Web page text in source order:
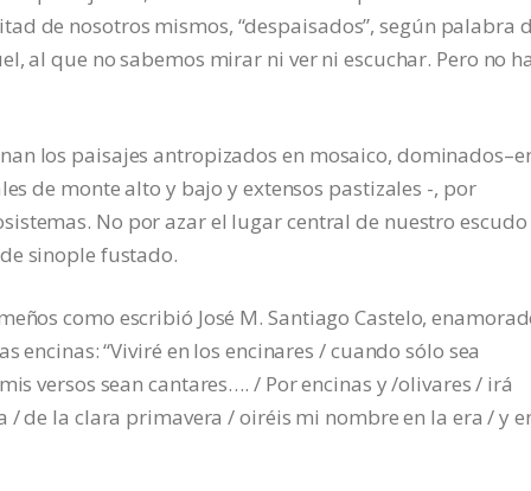
de nosotros mismos, “despaisados”, según palabra
al que no sabemos mirar ni ver ni escuchar. Pero no
los paisajes antropizados en mosaico,
de monte alto y bajo y extensos pastizales -, por
No por azar el lugar central de nuestro escudo
sinople fustado.
como escribió José M. Santiago Castelo,
“Viviré en los encinares / cuando sólo sea
versos sean cantares…. / Por encinas y /olivares / irá
de la clara primavera / oiréis mi nombre en la era / y